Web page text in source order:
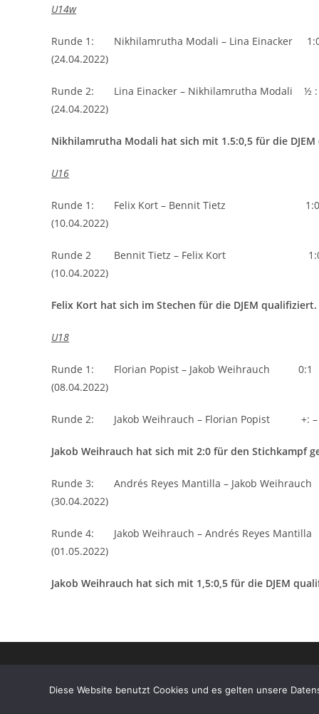
U14w
Runde 1: Nikhilamrutha Modali – Lina Einacker
(24.04.2022)
Runde 2: Lina Einacker – Nikhilamrutha Modali ½
(24.04.2022)
Nikhilamrutha Modali hat sich mit 1.5:0,5 für die
U16
Runde 1: Felix Kort – Bennit Tietz 1:0
(10.04.2022)
Runde 2 Bennit Tietz – Felix Kort
(10.04.2022)
Felix Kort hat sich im Stechen für die DJEM qualifiziert.
U18
Runde 1: Florian Popist – Jakob Weihrauch 0:1
(08.04.2022)
Runde 2: Jakob Weihrauch – Florian Popist +: –
Jakob Weihrauch hat sich mit 2:0 für den Stichkampf
Runde 3: Andrés Reyes Mantilla – Jakob
(30.04.2022)
Runde 4: Jakob Weihrauch – Andrés Reyes
(01.05.2022)
Jakob Weihrauch hat sich mit 1,5:0,5 für die DJEM
Diese Website benutzt Cookies und es gelten unsere